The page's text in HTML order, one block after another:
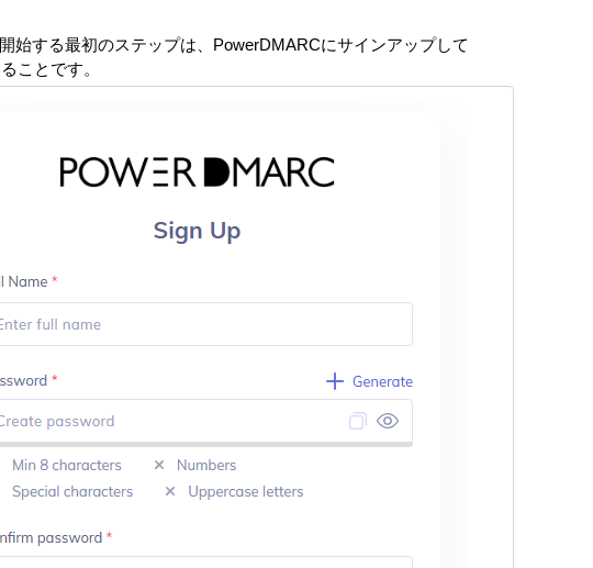
始する最初のステップは、PowerDMARCにサインアップして
ことです。